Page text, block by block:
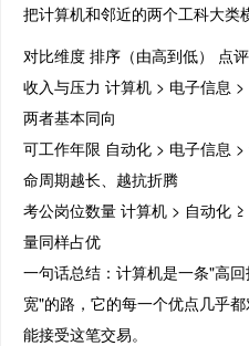
把计算机和邻近的两个工科大类
对比维度 排序（由高到低） 点评
收入与压力 计算机 > 电子信息
两者基本同向
可工作年限 自动化 > 电子信息
命周期越长、越抗折腾
考公岗位数量 计算机 > 自动化
量同样占优
一句话总结：计算机是一条"高
宽"的路，它的每一个优点几乎
能接受这笔交易。